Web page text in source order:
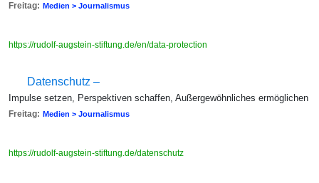
Freitag: Medien > Journalismus
https://rudolf-augstein-stiftung.de/en/data-protection
Datenschutz –
Impulse setzen, Perspektiven schaffen, Außergewöhnliches ermöglichen
Freitag: Medien > Journalismus
https://rudolf-augstein-stiftung.de/datenschutz